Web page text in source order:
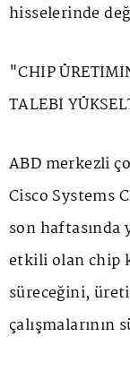
hisselerinde
"CHİP
TALEBİ
ABD merkezli
Cisco Systems
son haftasında
etkili olan chip
süreceğini,
çalışmalarının